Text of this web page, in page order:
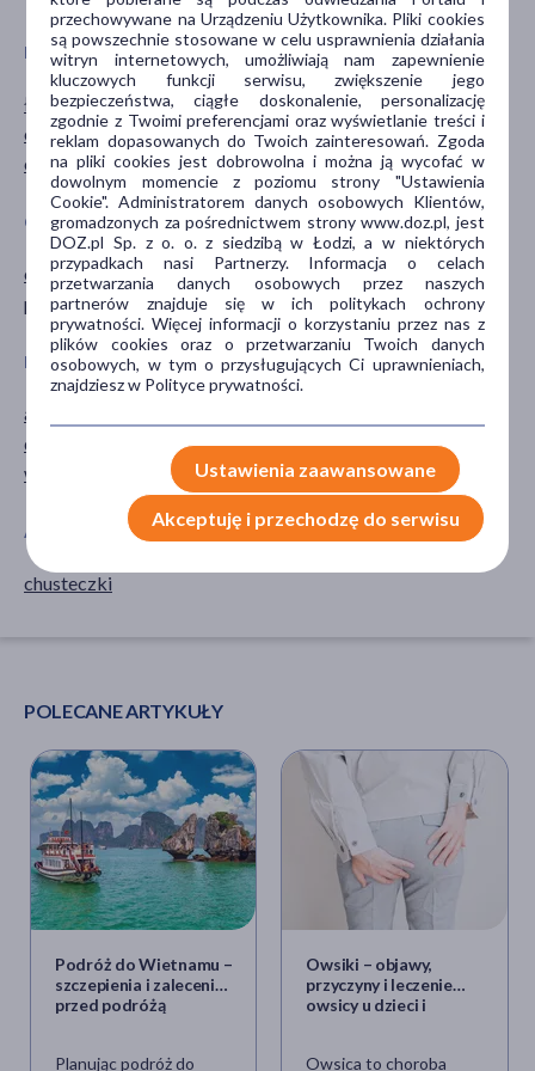
DZIAŁANIE/WŁAŚCIWOŚCI
łagodzące
oczyszczające
odświeżające
GŁÓWNY SKŁADNIK
trehaloza
CZĘŚĆ CIAŁA
okolice intymne
pośladki
PORA STOSOWANIA
na dzień
na noc
RODZAJ SKÓRY
atopowa
dowolna
wrażliwa
SPOSÓB APLIKACJI
AKCESORIA
chusteczki
POLECANE ARTYKUŁY
Podróż do Wietnamu –
szczepienia i zalecenia
przed podróżą
Planując podróż do
Owsiki – objawy,
przyczyny i leczenie
owsicy u dzieci i
Owsica to choroba
przechowywane na Urządzeniu Użytkownika. Pliki cookies
są powszechnie stosowane w celu usprawnienia działania
witryn internetowych, umożliwiają nam zapewnienie
kluczowych funkcji serwisu, zwiększenie jego
bezpieczeństwa, ciągłe doskonalenie, personalizację
zgodnie z Twoimi preferencjami oraz wyświetlanie treści i
reklam dopasowanych do Twoich zainteresowań. Zgoda
na pliki cookies jest dobrowolna i można ją wycofać w
dowolnym momencie z poziomu strony "Ustawienia
Cookie". Administratorem danych osobowych Klientów,
gromadzonych za pośrednictwem strony www.doz.pl, jest
DOZ.pl Sp. z o. o. z siedzibą w Łodzi, a w niektórych
przypadkach nasi Partnerzy. Informacja o celach
przetwarzania danych osobowych przez naszych
partnerów znajduje się w ich politykach ochrony
prywatności. Więcej informacji o korzystaniu przez nas z
plików cookies oraz o przetwarzaniu Twoich danych
osobowych, w tym o przysługujących Ci uprawnieniach,
znajdziesz w Polityce prywatności.
Ustawienia zaawansowane
Akceptuję i przechodzę do serwisu